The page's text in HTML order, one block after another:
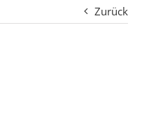
Zurück